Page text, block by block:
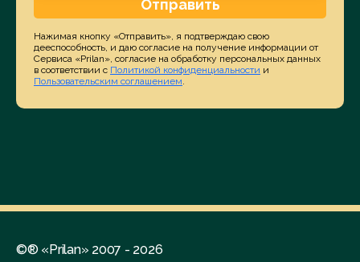
Отправить
Нажимая кнопку «Отправить», я подтверждаю свою
дееспособность, и даю согласие на получение информации от
Сервиса «Prilan», согласие на обработку персональных данных
в соответствии с Политикой конфиденциальности и
Пользовательским соглашением.
©® «Prilan» 2007 - 2026